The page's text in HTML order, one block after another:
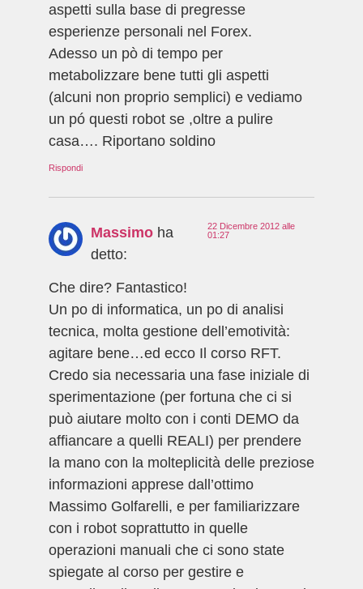
aspetti sulla base di pregresse
esperienze personali nel Forex.
Adesso un pò di tempo per
metabolizzare bene tutti gli aspetti
(alcuni non proprio semplici) e vediamo
un pó questi robot se ,oltre a pulire
casa…. Riportano soldino
Rispondi
Massimo ha
detto:
22 Dicembre 2012 alle
01:27
Che dire? Fantastico!
Un po di informatica, un po di analisi
tecnica, molta gestione dell’emotività:
agitare bene…ed ecco Il corso RFT.
Credo sia necessaria una fase iniziale di
sperimentazione (per fortuna che ci si
può aiutare molto con i conti DEMO da
affiancare a quelli REALI) per prendere
la mano con la molteplicità delle preziose
informazioni apprese dall’ottimo
Massimo Golfarelli, e per familiarizzare
con i robot soprattutto in quelle
operazioni manuali che ci sono state
spiegate al corso per gestire e